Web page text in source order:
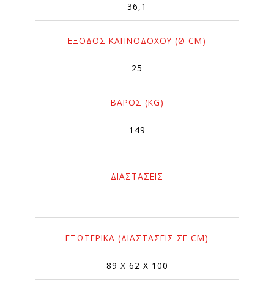
36,1
ΈΞΟΔΟΣ ΚΑΠΝΟΔΌΧΟΥ (Ø CM)
25
ΒΆΡΟΣ (KG)
149
ΔΙΑΣΤΆΣΕΙΣ
–
ΕΞΩΤΕΡΙΚΆ (ΔΙΑΣΤΆΣΕΙΣ ΣΕ CM)
89 X 62 X 100